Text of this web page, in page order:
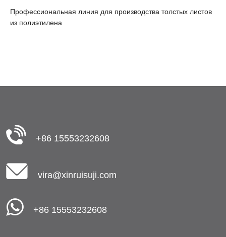
Профессиональная линия для производства толстых листов
из полиэтилена
+86 15553232608
vira@xinruisuji.com
+86 15553232608